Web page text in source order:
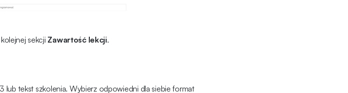
sekcji Zawartość lekcji.
tekst szkolenia. Wybierz odpowiedni dla siebie format